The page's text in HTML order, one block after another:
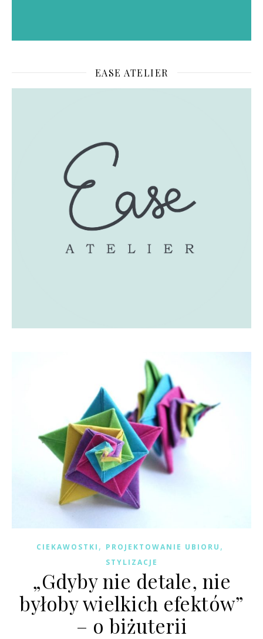
EASE ATELIER
CIEKAWOSTKI , PROJEKTOWANIE UBIORU ,
STYLIZACJE
„Gdyby nie detale, nie
byłoby wielkich efektów”
– o biżuterii